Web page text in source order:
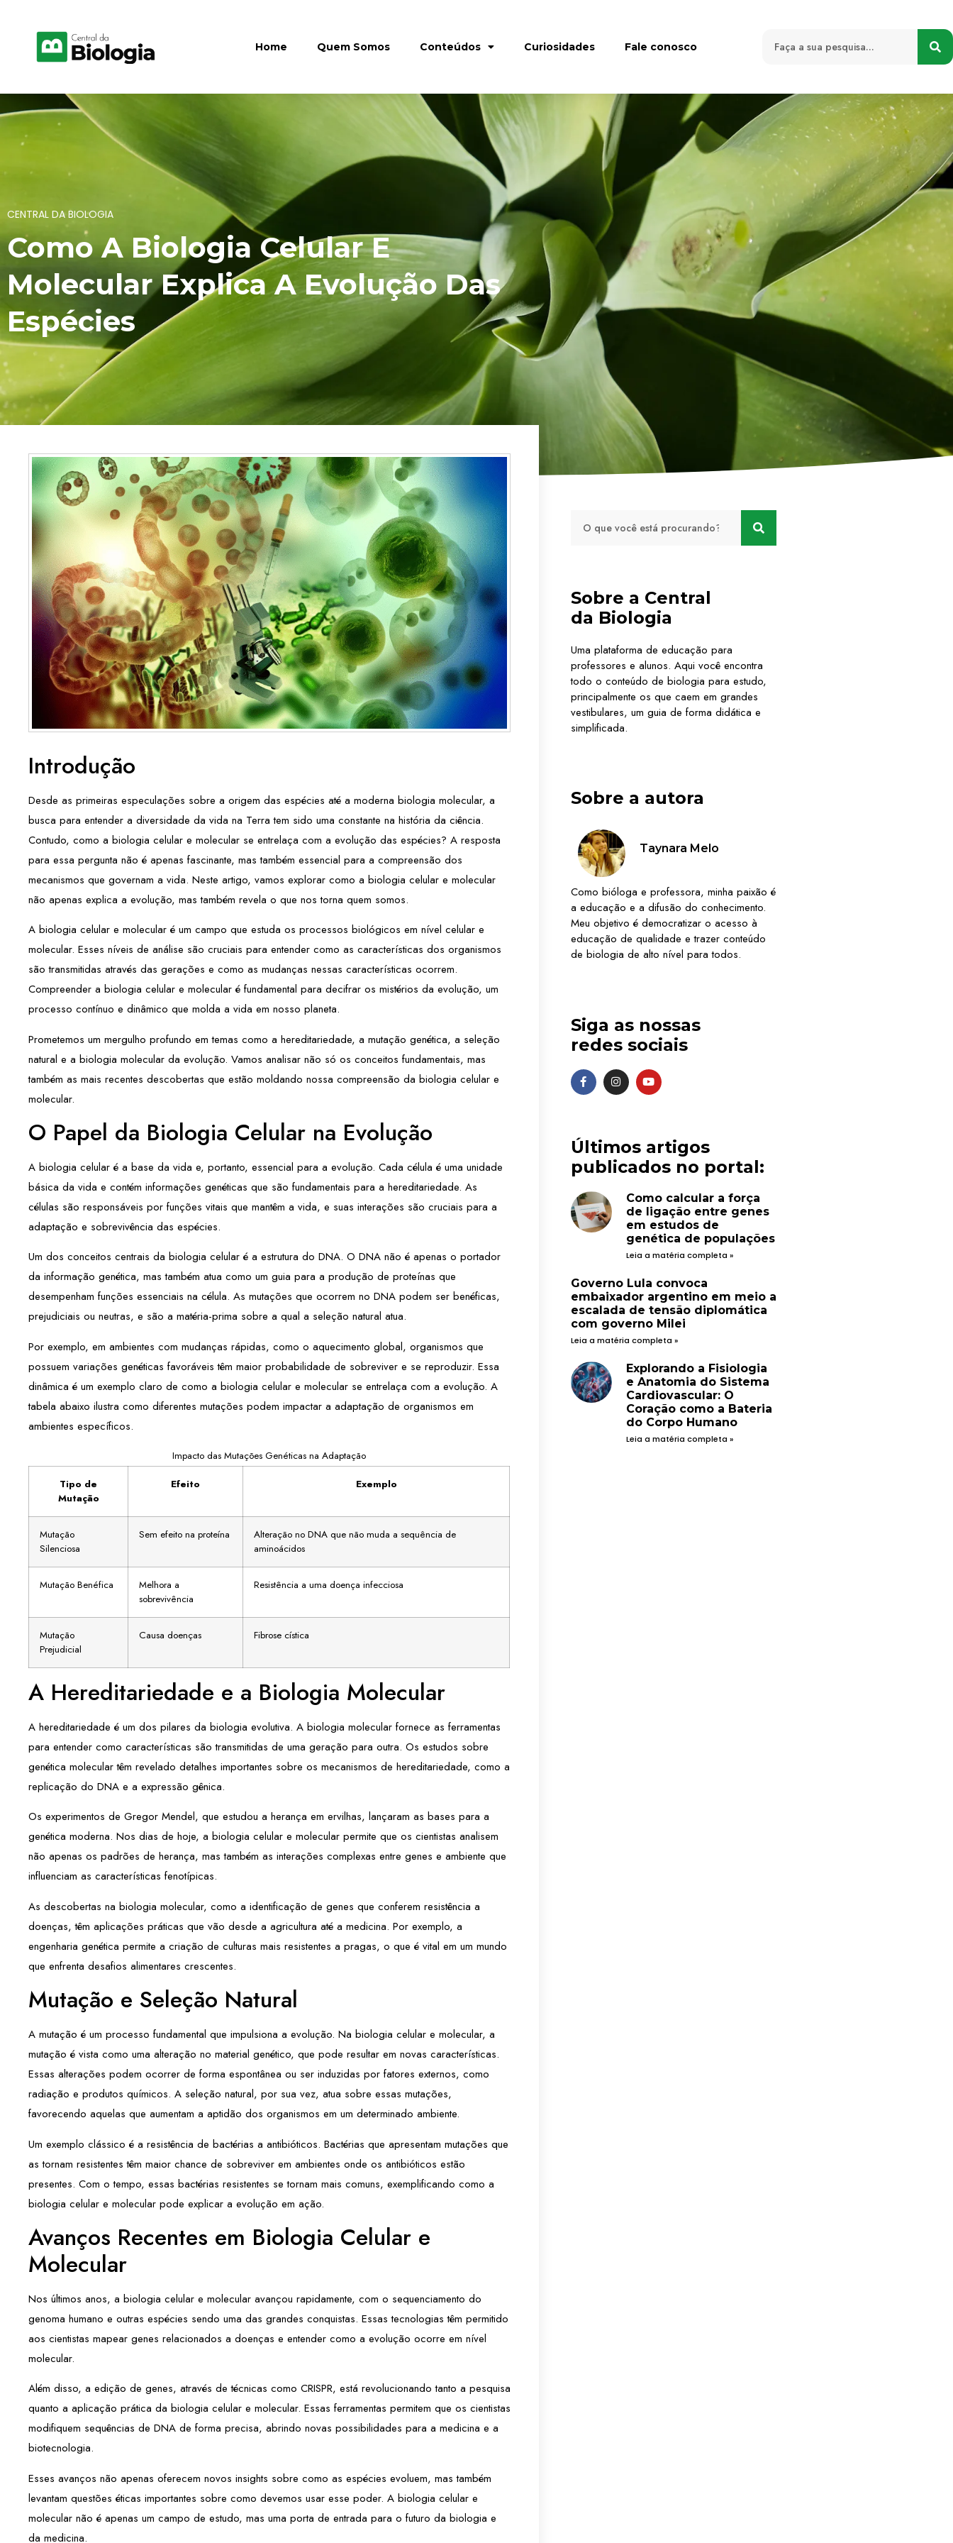
Home Quem Somos Conteúdos Curiosidades Fale conosco
CENTRAL DA BIOLOGIA
Como A Biologia Celular E
Molecular Explica A Evolução Das
Espécies
Introdução
Desde as primeiras especulações sobre a origem das espécies até a moderna biologia molecular, a
busca para entender a diversidade da vida na Terra tem sido uma constante na história da ciência.
Contudo, como a biologia celular e molecular se entrelaça com a evolução das espécies? A resposta
para essa pergunta não é apenas fascinante, mas também essencial para a compreensão dos
mecanismos que governam a vida. Neste artigo, vamos explorar como a biologia celular e molecular
não apenas explica a evolução, mas também revela o que nos torna quem somos.
A biologia celular e molecular é um campo que estuda os processos biológicos em nível celular e
molecular. Esses níveis de análise são cruciais para entender como as características dos organismos
são transmitidas através das gerações e como as mudanças nessas características ocorrem.
Compreender a biologia celular e molecular é fundamental para decifrar os mistérios da evolução, um
processo contínuo e dinâmico que molda a vida em nosso planeta.
Prometemos um mergulho profundo em temas como a hereditariedade, a mutação genética, a seleção
natural e a biologia molecular da evolução. Vamos analisar não só os conceitos fundamentais, mas
também as mais recentes descobertas que estão moldando nossa compreensão da biologia celular e
molecular.
O Papel da Biologia Celular na Evolução
A biologia celular é a base da vida e, portanto, essencial para a evolução. Cada célula é uma unidade
básica da vida e contém informações genéticas que são fundamentais para a hereditariedade. As
células são responsáveis por funções vitais que mantêm a vida, e suas interações são cruciais para a
adaptação e sobrevivência das espécies.
Um dos conceitos centrais da biologia celular é a estrutura do DNA. O DNA não é apenas o portador
da informação genética, mas também atua como um guia para a produção de proteínas que
desempenham funções essenciais na célula. As mutações que ocorrem no DNA podem ser benéficas,
prejudiciais ou neutras, e são a matéria-prima sobre a qual a seleção natural atua.
Por exemplo, em ambientes com mudanças rápidas, como o aquecimento global, organismos que
possuem variações genéticas favoráveis têm maior probabilidade de sobreviver e se reproduzir. Essa
dinâmica é um exemplo claro de como a biologia celular e molecular se entrelaça com a evolução. A
tabela abaixo ilustra como diferentes mutações podem impactar a adaptação de organismos em
ambientes específicos.
Impacto das Mutações Genéticas na Adaptação
Tipo de
Mutação
Efeito Exemplo
Mutação
Silenciosa
Sem efeito na proteína
Alteração no DNA que não muda a sequência de
aminoácidos
Mutação Benéfica
Melhora a
sobrevivência
Resistência a uma doença infecciosa
Mutação
Prejudicial
Causa doenças Fibrose cística
A Hereditariedade e a Biologia Molecular
A hereditariedade é um dos pilares da biologia evolutiva. A biologia molecular fornece as ferramentas
para entender como características são transmitidas de uma geração para outra. Os estudos sobre
genética molecular têm revelado detalhes importantes sobre os mecanismos de hereditariedade, como a
replicação do DNA e a expressão gênica.
Os experimentos de Gregor Mendel, que estudou a herança em ervilhas, lançaram as bases para a
genética moderna. Nos dias de hoje, a biologia celular e molecular permite que os cientistas analisem
não apenas os padrões de herança, mas também as interações complexas entre genes e ambiente que
influenciam as características fenotípicas.
As descobertas na biologia molecular, como a identificação de genes que conferem resistência a
doenças, têm aplicações práticas que vão desde a agricultura até a medicina. Por exemplo, a
engenharia genética permite a criação de culturas mais resistentes a pragas, o que é vital em um mundo
que enfrenta desafios alimentares crescentes.
Mutação e Seleção Natural
A mutação é um processo fundamental que impulsiona a evolução. Na biologia celular e molecular, a
mutação é vista como uma alteração no material genético, que pode resultar em novas características.
Essas alterações podem ocorrer de forma espontânea ou ser induzidas por fatores externos, como
radiação e produtos químicos. A seleção natural, por sua vez, atua sobre essas mutações,
favorecendo aquelas que aumentam a aptidão dos organismos em um determinado ambiente.
Um exemplo clássico é a resistência de bactérias a antibióticos. Bactérias que apresentam mutações que
as tornam resistentes têm maior chance de sobreviver em ambientes onde os antibióticos estão
presentes. Com o tempo, essas bactérias resistentes se tornam mais comuns, exemplificando como a
biologia celular e molecular pode explicar a evolução em ação.
Avanços Recentes em Biologia Celular e
Molecular
Nos últimos anos, a biologia celular e molecular avançou rapidamente, com o sequenciamento do
genoma humano e outras espécies sendo uma das grandes conquistas. Essas tecnologias têm permitido
aos cientistas mapear genes relacionados a doenças e entender como a evolução ocorre em nível
molecular.
Além disso, a edição de genes, através de técnicas como CRISPR, está revolucionando tanto a pesquisa
quanto a aplicação prática da biologia celular e molecular. Essas ferramentas permitem que os cientistas
modifiquem sequências de DNA de forma precisa, abrindo novas possibilidades para a medicina e a
biotecnologia.
Esses avanços não apenas oferecem novos insights sobre como as espécies evoluem, mas também
levantam questões éticas importantes sobre como devemos usar esse poder. A biologia celular e
molecular não é apenas um campo de estudo, mas uma porta de entrada para o futuro da biologia e
da medicina.
Sobre a Central
da Biologia
Uma plataforma de educação para
professores e alunos. Aqui você encontra
todo o conteúdo de biologia para estudo,
principalmente os que caem em grandes
vestibulares, um guia de forma didática e
simplificada.
Sobre a autora
Taynara Melo
Como bióloga e professora, minha paixão é
a educação e a difusão do conhecimento.
Meu objetivo é democratizar o acesso à
educação de qualidade e trazer conteúdo
de biologia de alto nível para todos.
Siga as nossas
redes sociais
Últimos artigos
publicados no portal:
Como calcular a força
de ligação entre genes
em estudos de
genética de populações
Leia a matéria completa »
Governo Lula convoca
embaixador argentino em meio a
escalada de tensão diplomática
com governo Milei
Leia a matéria completa »
Explorando a Fisiologia
e Anatomia do Sistema
Cardiovascular: O
Coração como a Bateria
do Corpo Humano
Leia a matéria completa »